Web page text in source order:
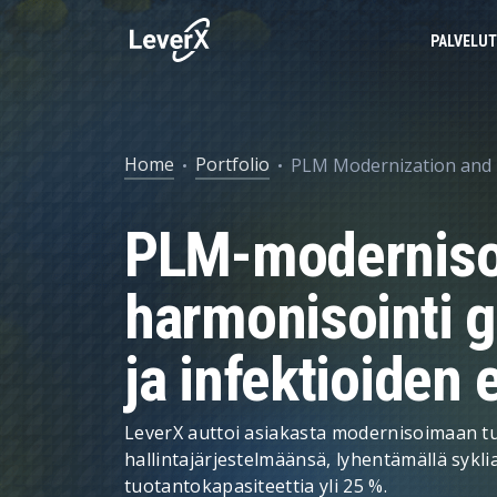
PALVELUT
SAP PILVESSÄ
PALVELUT
TEKOÄLY (AI)
SAP S/4HANA
Tuotteen elinkaaren hallinta
Toimitusketjun hallinta
Menojen hallinta
Taloushallinto
Omaisuuden hallinta
SAP Ariba
SAP EWM
Home Portfolio PLM Modernization
PLM-
harmonisointi
ja infektioiden
LeverX auttoi asiakasta modernisoimaan
hallintajärjestelmäänsä, lyhentämällä
tuotantokapasiteettia yli 25 %.